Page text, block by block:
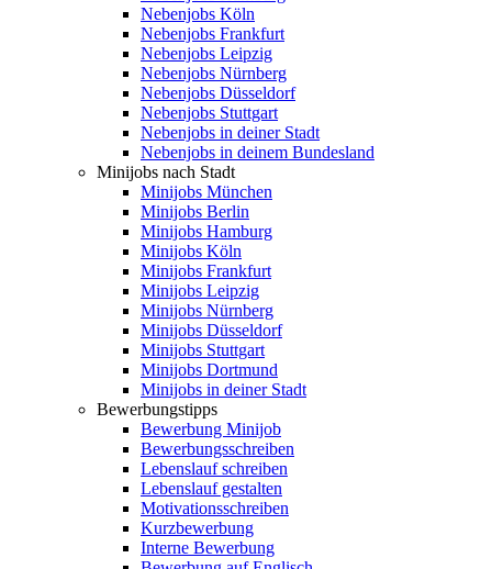
Nebenjobs Köln
Nebenjobs Frankfurt
Nebenjobs Leipzig
Nebenjobs Nürnberg
Nebenjobs Düsseldorf
Nebenjobs Stuttgart
Nebenjobs in deiner Stadt
Nebenjobs in deinem Bundesland
Minijobs nach Stadt
Minijobs München
Minijobs Berlin
Minijobs Hamburg
Minijobs Köln
Minijobs Frankfurt
Minijobs Leipzig
Minijobs Nürnberg
Minijobs Düsseldorf
Minijobs Stuttgart
Minijobs Dortmund
Minijobs in deiner Stadt
Bewerbungstipps
Bewerbung Minijob
Bewerbungsschreiben
Lebenslauf schreiben
Lebenslauf gestalten
Motivationsschreiben
Kurzbewerbung
Interne Bewerbung